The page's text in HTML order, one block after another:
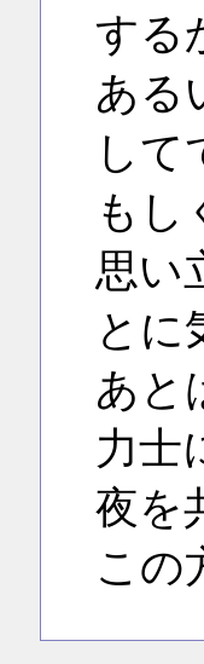
する
ある
して
もし
思い
とに
あと
力士
夜を
この